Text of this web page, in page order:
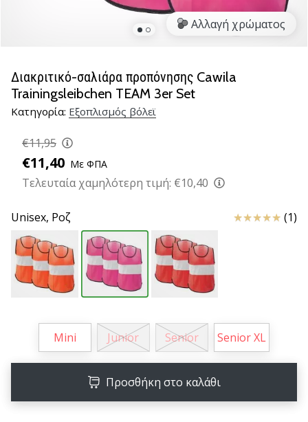
βόλεϊ
όπως
εμείς;
μαζί
μας
πρεσβευτής
μάρκας
μας.
11. 8. 2022
Weplayvolleyball
Πρόγραμμα
Συνεργατών
τον
Αλλαγή χρώματος
Διακριτικό-σαλιάρα προπόνησης Cawila
Trainingsleibchen TEAM 3er Set
Κατηγορία: Εξοπλισμός βόλεϊ
€11,95
€11,40 Με ΦΠΑ
Τελευταία χαμηλότερη τιμή: €10,40
Unisex, Ροζ Κριτικές (1)
Mini Junior Senior Senior XL
Προσθήκη στο καλάθι